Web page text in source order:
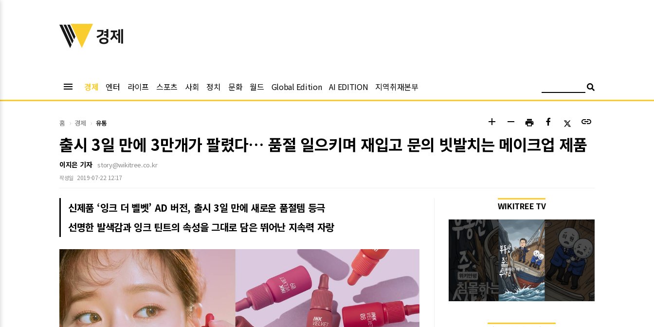
위키트리
경제
menu 경제 엔터 라이프 스포츠 사회 정치 문화 월드 Global Edition AI EDITION 지역취재본부
홈 경제 유통 add remove print link
출시 3일 만에 3만개가 팔렸다… 품절 일으키며 재입고 문의 빗발치는 메이크업 제품
이지은 기자 story@wikitree.co.kr
작성일 2019-07-22 12:17
신제품 ‘잉크 더 벨벳’ AD 버전, 출시 3일 만에 새로운 품절템 등극
선명한 발색감과 잉크 틴트의 속성을 그대로 담은 뛰어난 지속력 자랑
WIKITREE TV